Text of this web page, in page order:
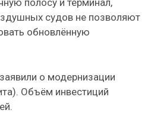
полосу и терминал,
судов не позволяют
обновлённую
о модернизации
Объём инвестиций